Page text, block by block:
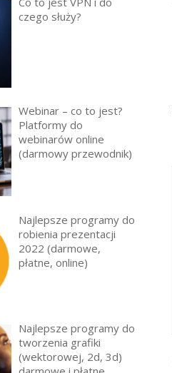
czego służy?
Webinar – co to jest?
Platformy do
webinarów online
(darmowy przewodnik)
Najlepsze programy do
robienia prezentacji
2022 (darmowe,
płatne, online)
Najlepsze programy do
tworzenia grafiki
(wektorowej, 2d, 3d)